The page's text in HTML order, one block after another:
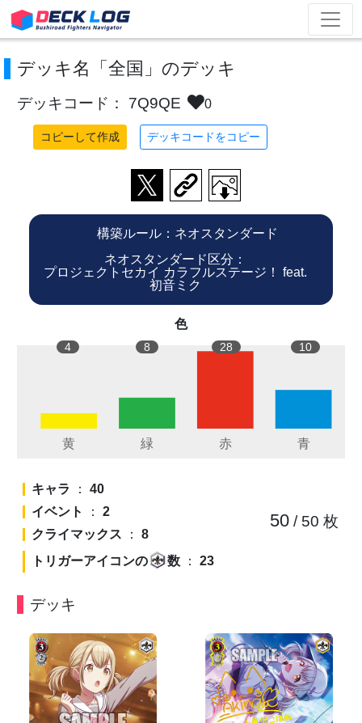
デッキ名「全国」のデッキ
デッキコード： 7Q9QE 0
コピーして作成 デッキコードをコピー
構築ルール：ネオスタンダード
ネオスタンダード区分：
プロジェクトセカイ カラフルステージ！ feat.
初音ミク
色
4 8 28 10
キャラ ： 40
イベント
： 2
クライマックス ： 8
トリガーアイコンの
数 ： 23
50/ 50 枚
デッキ